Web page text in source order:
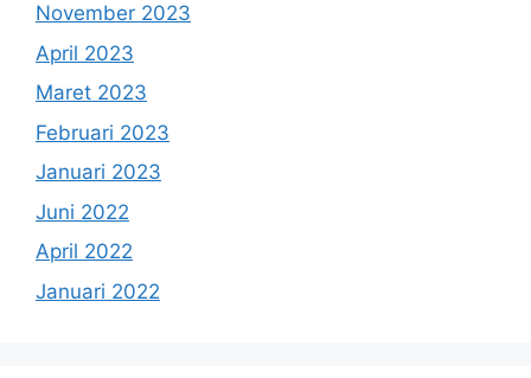
November 2023
April 2023
Maret 2023
Februari 2023
Januari 2023
Juni 2022
April 2022
Januari 2022